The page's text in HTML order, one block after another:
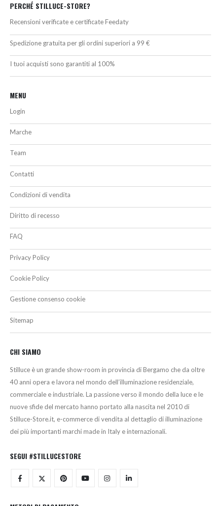
PERCHÉ STILLUCE-STORE?
Recensioni verificate e certificate Feedaty
Spedizione gratuita per gli ordini superiori a 99 €
I tuoi acquisti sono garantiti al 100%
MENU
Login
Marche
Team
Contatti
Condizioni di vendita
Diritto di recesso
FAQ
Privacy Policy
Cookie Policy
Gestione consenso cookie
Sitemap
CHI SIAMO
Stilluce è un grande show-room in provincia di Bergamo che da oltre
40 anni opera e lavora nel mondo dell’illuminazione residenziale,
commerciale e industriale. La passione verso il mondo della luce e le
nuove sfide del mercato hanno portato alla nascita nel 2010 di
Stilluce-Store.it, e-commerce di vendita al dettaglio di illuminazione
dei più importanti marchi made in Italy e internazionali.
SEGUI #STILLUCESTORE